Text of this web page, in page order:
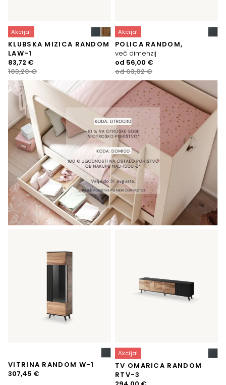
Akcija!
KLUBSKA MIZICA RANDOM
LAW-1
103,20€
Izvirna
cena
je
bila:
103,20 €.
83,72 €
Trenutna
cena
je:
83,72 €.
Akcija!
POLICA RANDOM,
več dimenzij
od63,82€
Izvirna
cena
je
bila:
63,82 €.
od 56,00 €
Trenutna
cena
je:
56,00 €.
VITRINA RANDOM W-1
307,45 €
Akcija!
TV OMARICA RANDOM
RTV-3